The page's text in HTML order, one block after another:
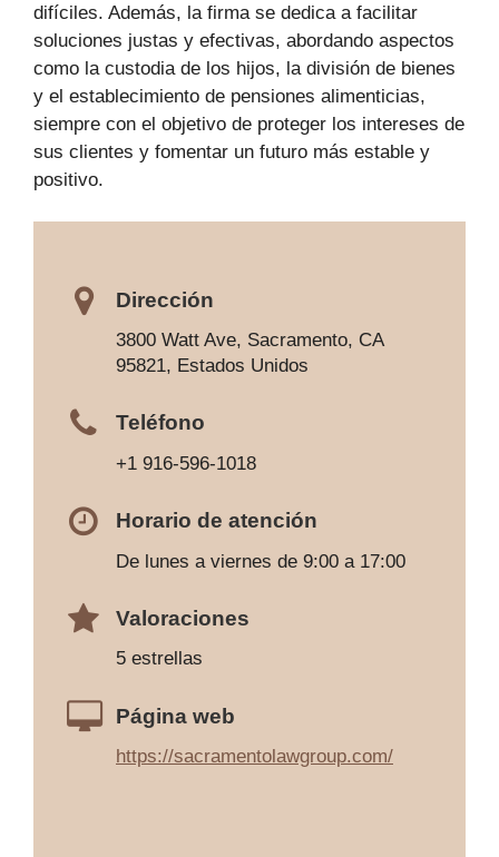
difíciles. Además, la firma se dedica a facilitar
soluciones justas y efectivas, abordando aspectos
como la custodia de los hijos, la división de bienes
y el establecimiento de pensiones alimenticias,
siempre con el objetivo de proteger los intereses de
sus clientes y fomentar un futuro más estable y
positivo.
Dirección
3800 Watt Ave, Sacramento, CA
95821, Estados Unidos
Teléfono
+1 916-596-1018
Horario de atención
De lunes a viernes de 9:00 a 17:00
Valoraciones
5 estrellas
Página web
https://sacramentolawgroup.com/